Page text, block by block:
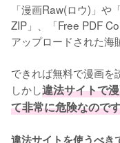
「漫画Raw(ロウ)」
ZIP」、「Free PDF
アップロードされた海
できれば無料で漫画を
しかし違法サイトで
て非常に危険なので
違法サイトを使うべき